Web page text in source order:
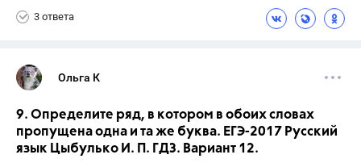
3 ответа
Ольга К
9. Определите ряд, в котором в обоих словах
пропущена одна и та же буква. ЕГЭ-2017 Русский
язык Цыбулько И. П. ГДЗ. Вариант 12.